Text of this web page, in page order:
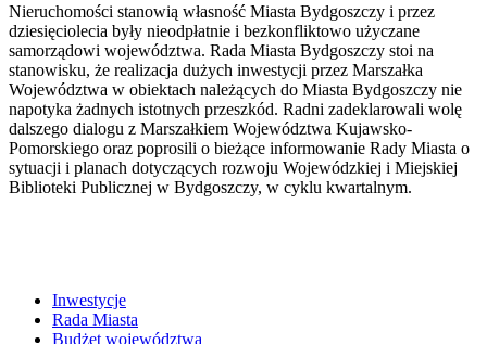
Nieruchomości stanowią własność Miasta Bydgoszczy i przez
dziesięciolecia były nieodpłatnie i bezkonfliktowo użyczane
samorządowi województwa. Rada Miasta Bydgoszczy stoi na
stanowisku, że realizacja dużych inwestycji przez Marszałka
Województwa w obiektach należących do Miasta Bydgoszczy nie
napotyka żadnych istotnych przeszkód. Radni zadeklarowali wolę
dalszego dialogu z Marszałkiem Województwa Kujawsko-
Pomorskiego oraz poprosili o bieżące informowanie Rady Miasta o
sytuacji i planach dotyczących rozwoju Wojewódzkiej i Miejskiej
Biblioteki Publicznej w Bydgoszczy, w cyklu kwartalnym.
Inwestycje
Rada Miasta
Budżet województwa